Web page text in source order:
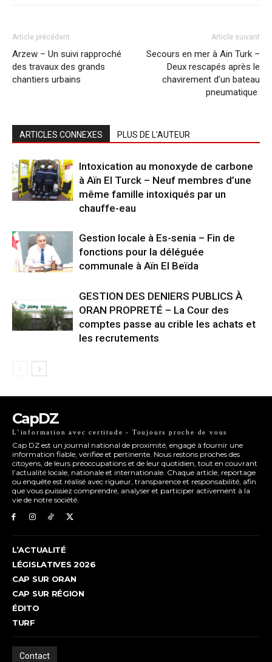
Article précédent
Arzew – Un suivi rapproché
des travaux des grands
chantiers urbains
Article suivant
Secours en mer à Ain Turk –
Deux rescapés après le
chavirement d’un bateau
pneumatique
ARTICLES CONNEXES PLUS DE L'AUTEUR
Intoxication au monoxyde de carbone
à Aïn El Turck – Neuf membres d’une
même famille intoxiqués par un
chauffe-eau
Gestion locale à Es-senia – Fin de
fonctions pour la déléguée
communale à Aïn El Beïda
GESTION DES DENIERS PUBLICS À
ORAN PROPRETÉ – La Cour des
comptes passe au crible les achats et
les recrutements
CapDZ
L’information avec certitude - Toujours proche de vous
Cap DZ est un journal national de proximité, engagé à fournir une
information fiable, vérifiée et pertinente. Nous restons proches des
citoyens, de leurs préoccupations et de leur quotidien, tout en couvrant
l’actualité locale, nationale et internationale. Chaque article, reportage
ou enquête est réalisé avec rigueur, transparence et responsabilité, afin
que vous puissiez comprendre, analyser et participer activement à la
vie de notre société.
L’ACTUALITÉ
LÉGISLATIVES 2026
CAP SUR ORAN
CAP SUR RÉGION
ÉDITO
TURF
Contact